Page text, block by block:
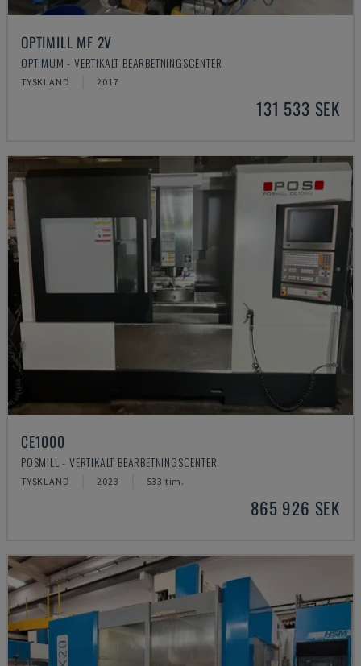
OPTIMILL MF 2V
OPTIMUM - VERTIKALT BEARBETNINGSCENTER
TYSKLAND 2017
131 533 SEK
CE1000
POSMILL - VERTIKALT BEARBETNINGSCENTER
TYSKLAND 2023 533 tim.
865 926 SEK